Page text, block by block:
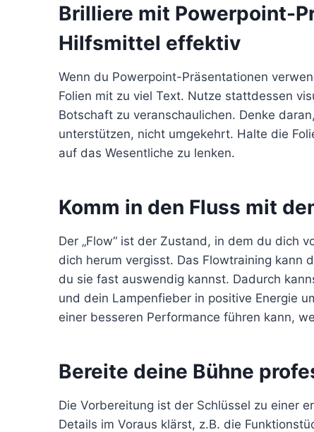
Brilliere mit Powerpoint-
Hilfsmittel effektiv
Wenn du Powerpoint-Präsentationen
Folien mit zu viel Text. Nutze stattdessen
Botschaft zu veranschaulichen. Denke
unterstützen, nicht umgekehrt. Halte die
auf das Wesentliche zu lenken.
Komm in den Fluss mit
Der „Flow“ ist der Zustand, in dem du dich
dich herum vergisst. Das Flowtraining kann
du sie fast auswendig kannst. Dadurch
und dein Lampenfieber in positive Energie
einer besseren Performance führen kann,
Bereite deine Bühne
Die Vorbereitung ist der Schlüssel zu einer
Details im Voraus klärst, z.B. die